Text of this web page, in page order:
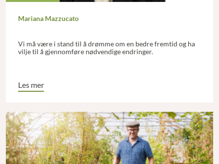
Mariana Mazzucato
Vi må være i stand til å drømme om en bedre fremtid og ha
vilje til å gjennomføre nødvendige endringer.
Les mer